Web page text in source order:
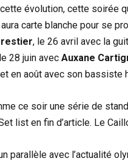
évolution, cette soirée
carte blanche pour se
, le 26 avril avec la
28 juin avecAuxane
et en août avec son bassiste
ce soir une série de
list en fin d’article. Le
parallèle avec l’actualité